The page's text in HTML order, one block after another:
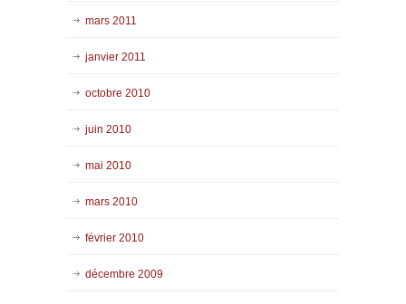
mars 2011
janvier 2011
octobre 2010
juin 2010
mai 2010
mars 2010
février 2010
décembre 2009